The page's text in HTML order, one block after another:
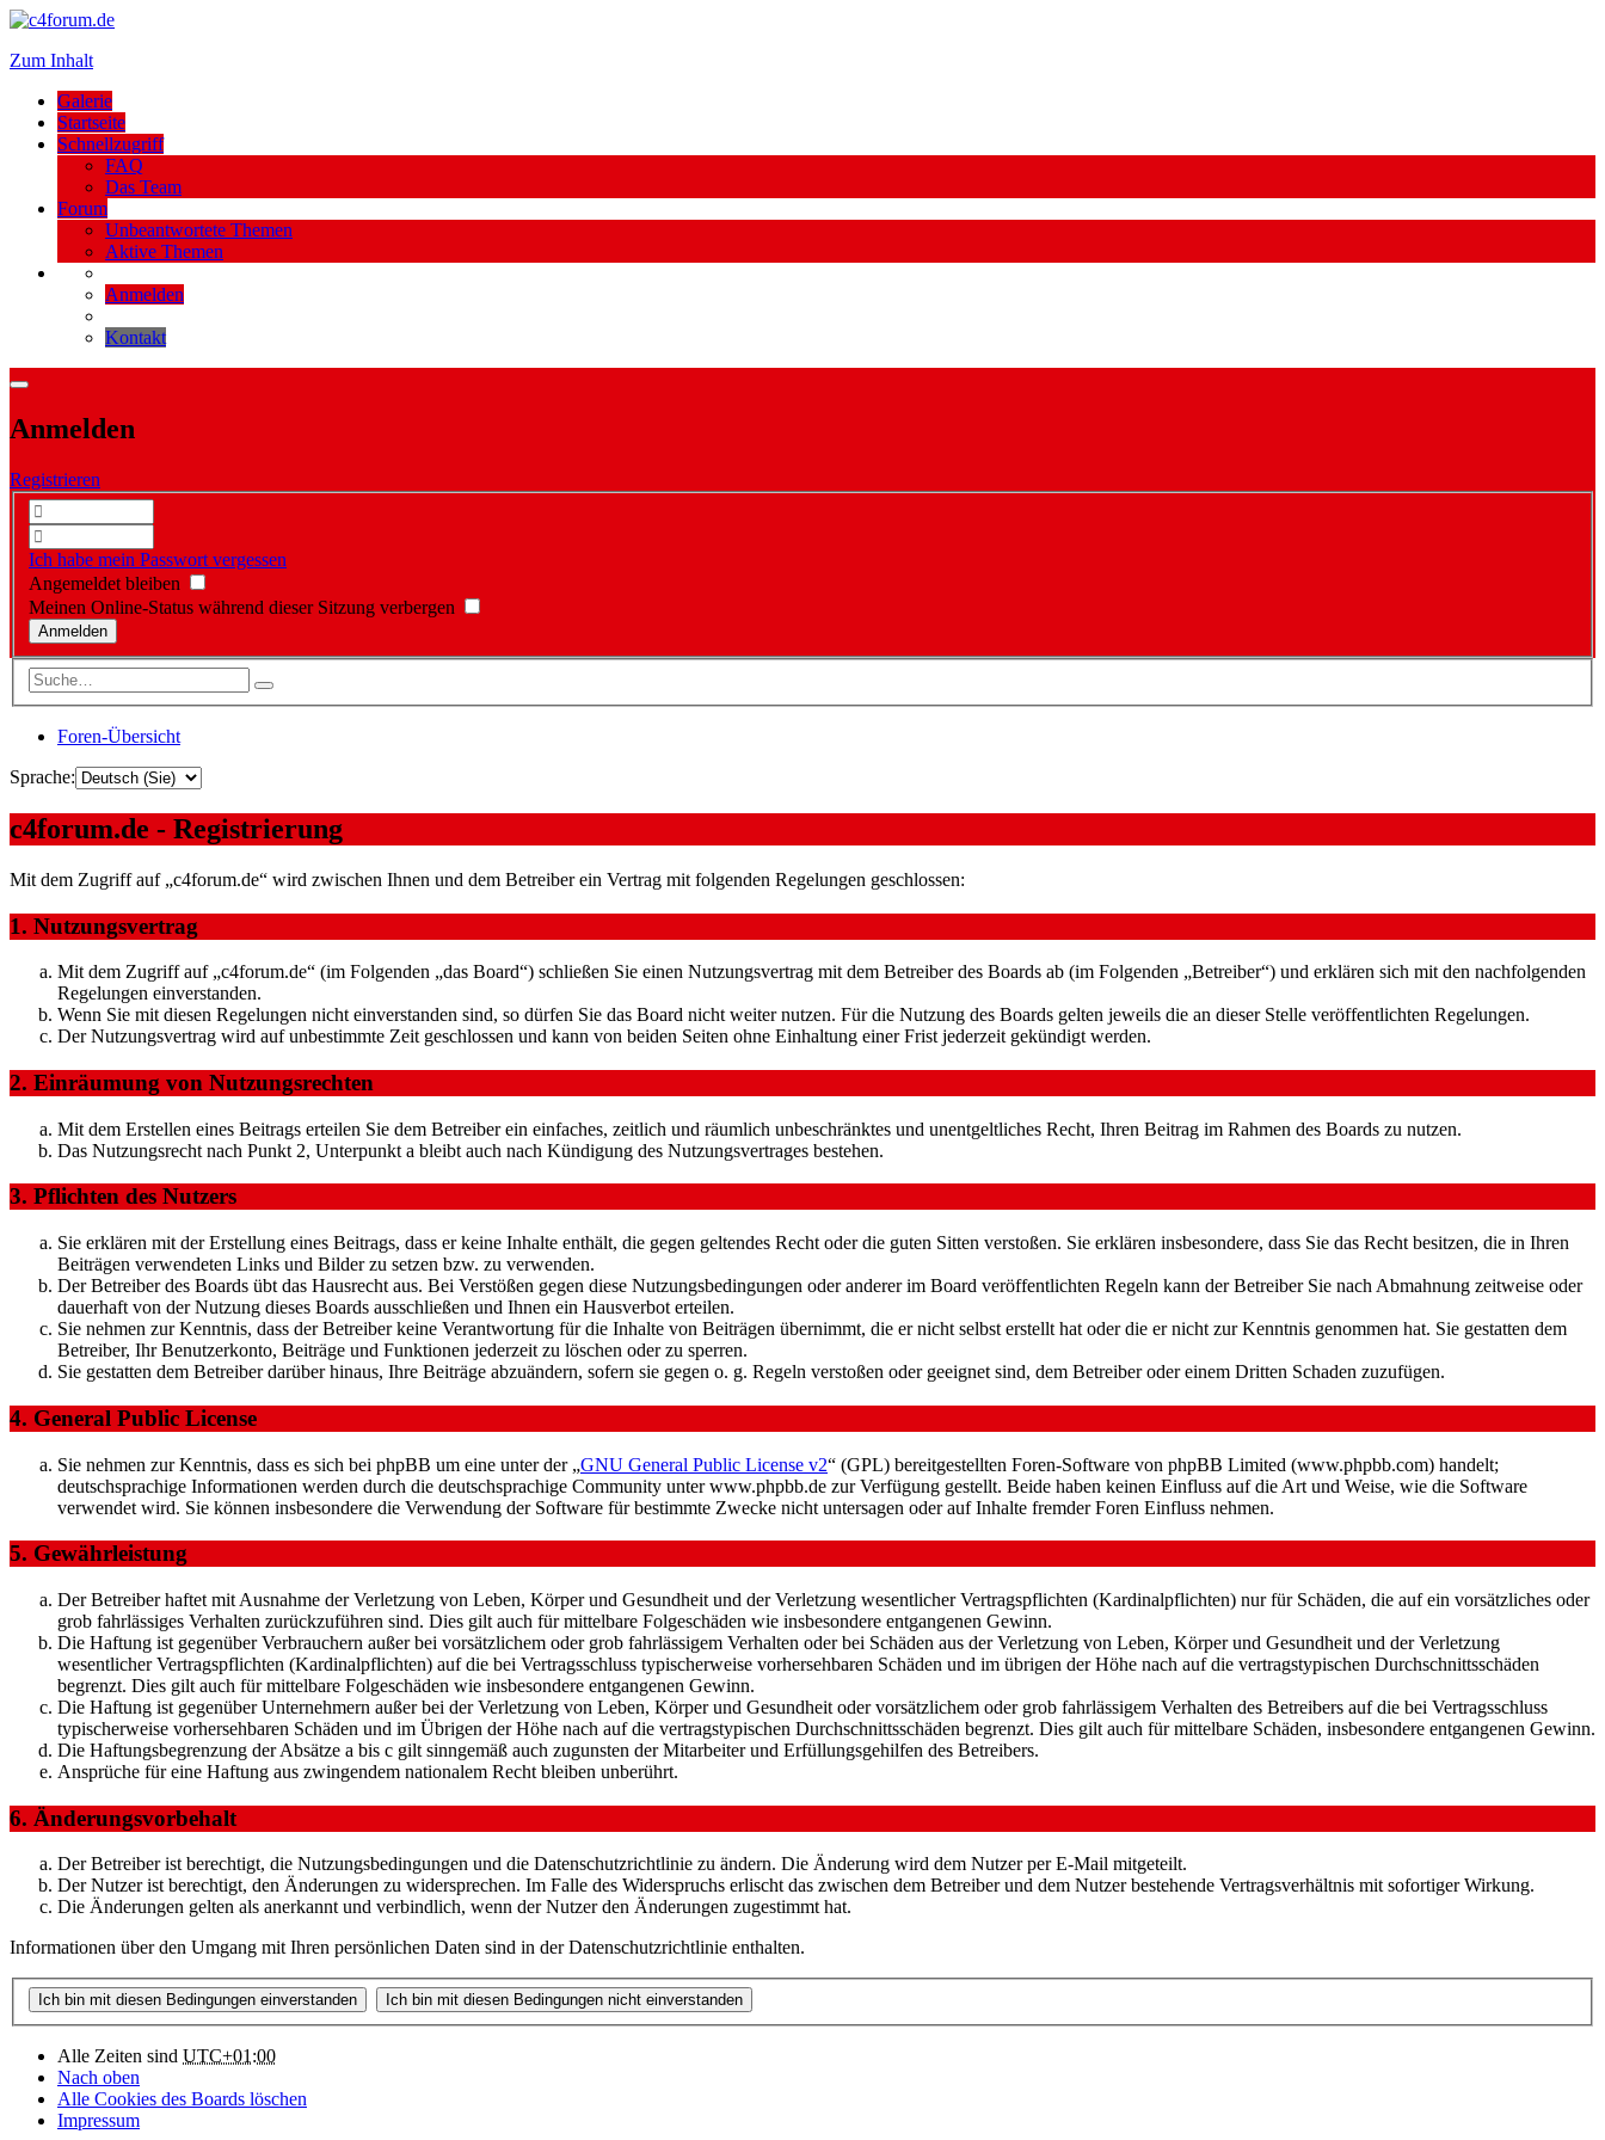
Zum Inhalt
Galerie
Startseite
Schnellzugriff
FAQ
Das Team
Forum
Unbeantwortete Themen
Aktive Themen
Anmelden
Kontakt
Anmelden
Registrieren
Ich habe mein Passwort vergessen
Angemeldet bleiben
Meinen Online-Status während dieser Sitzung verbergen
Foren-Übersicht
Sprache:
c4forum.de - Registrierung
Mit dem Zugriff auf „c4forum.de“ wird zwischen Ihnen und dem Betreiber ein Vertrag mit folgenden Regelungen geschlossen:
1. Nutzungsvertrag
Mit dem Zugriff auf „c4forum.de“ (im Folgenden „das Board“) schließen Sie einen Nutzungsvertrag mit dem Betreiber des Boards ab (im Folgenden „Betreiber“) und erklären sich mit den nachfolgenden
Regelungen einverstanden.
Wenn Sie mit diesen Regelungen nicht einverstanden sind, so dürfen Sie das Board nicht weiter nutzen. Für die Nutzung des Boards gelten jeweils die an dieser Stelle veröffentlichten Regelungen.
Der Nutzungsvertrag wird auf unbestimmte Zeit geschlossen und kann von beiden Seiten ohne Einhaltung einer Frist jederzeit gekündigt werden.
2. Einräumung von Nutzungsrechten
Mit dem Erstellen eines Beitrags erteilen Sie dem Betreiber ein einfaches, zeitlich und räumlich unbeschränktes und unentgeltliches Recht, Ihren Beitrag im Rahmen des Boards zu nutzen.
Das Nutzungsrecht nach Punkt 2, Unterpunkt a bleibt auch nach Kündigung des Nutzungsvertrages bestehen.
3. Pflichten des Nutzers
Sie erklären mit der Erstellung eines Beitrags, dass er keine Inhalte enthält, die gegen geltendes Recht oder die guten Sitten verstoßen. Sie erklären insbesondere, dass Sie das Recht besitzen, die in Ihren
Beiträgen verwendeten Links und Bilder zu setzen bzw. zu verwenden.
Der Betreiber des Boards übt das Hausrecht aus. Bei Verstößen gegen diese Nutzungsbedingungen oder anderer im Board veröffentlichten Regeln kann der Betreiber Sie nach Abmahnung zeitweise oder
dauerhaft von der Nutzung dieses Boards ausschließen und Ihnen ein Hausverbot erteilen.
Sie nehmen zur Kenntnis, dass der Betreiber keine Verantwortung für die Inhalte von Beiträgen übernimmt, die er nicht selbst erstellt hat oder die er nicht zur Kenntnis genommen hat. Sie gestatten dem
Betreiber, Ihr Benutzerkonto, Beiträge und Funktionen jederzeit zu löschen oder zu sperren.
Sie gestatten dem Betreiber darüber hinaus, Ihre Beiträge abzuändern, sofern sie gegen o. g. Regeln verstoßen oder geeignet sind, dem Betreiber oder einem Dritten Schaden zuzufügen.
4. General Public License
Sie nehmen zur Kenntnis, dass es sich bei phpBB um eine unter der „GNU General Public License v2“ (GPL) bereitgestellten Foren-Software von phpBB Limited (www.phpbb.com) handelt;
deutschsprachige Informationen werden durch die deutschsprachige Community unter www.phpbb.de zur Verfügung gestellt. Beide haben keinen Einfluss auf die Art und Weise, wie die Software
verwendet wird. Sie können insbesondere die Verwendung der Software für bestimmte Zwecke nicht untersagen oder auf Inhalte fremder Foren Einfluss nehmen.
5. Gewährleistung
Der Betreiber haftet mit Ausnahme der Verletzung von Leben, Körper und Gesundheit und der Verletzung wesentlicher Vertragspflichten (Kardinalpflichten) nur für Schäden, die auf ein vorsätzliches oder
grob fahrlässiges Verhalten zurückzuführen sind. Dies gilt auch für mittelbare Folgeschäden wie insbesondere entgangenen Gewinn.
Die Haftung ist gegenüber Verbrauchern außer bei vorsätzlichem oder grob fahrlässigem Verhalten oder bei Schäden aus der Verletzung von Leben, Körper und Gesundheit und der Verletzung
wesentlicher Vertragspflichten (Kardinalpflichten) auf die bei Vertragsschluss typischerweise vorhersehbaren Schäden und im übrigen der Höhe nach auf die vertragstypischen Durchschnittsschäden
begrenzt. Dies gilt auch für mittelbare Folgeschäden wie insbesondere entgangenen Gewinn.
Die Haftung ist gegenüber Unternehmern außer bei der Verletzung von Leben, Körper und Gesundheit oder vorsätzlichem oder grob fahrlässigem Verhalten des Betreibers auf die bei Vertragsschluss
typischerweise vorhersehbaren Schäden und im Übrigen der Höhe nach auf die vertragstypischen Durchschnittsschäden begrenzt. Dies gilt auch für mittelbare Schäden, insbesondere entgangenen Gewinn.
Die Haftungsbegrenzung der Absätze a bis c gilt sinngemäß auch zugunsten der Mitarbeiter und Erfüllungsgehilfen des Betreibers.
Ansprüche für eine Haftung aus zwingendem nationalem Recht bleiben unberührt.
6. Änderungsvorbehalt
Der Betreiber ist berechtigt, die Nutzungsbedingungen und die Datenschutzrichtlinie zu ändern. Die Änderung wird dem Nutzer per E-Mail mitgeteilt.
Der Nutzer ist berechtigt, den Änderungen zu widersprechen. Im Falle des Widerspruchs erlischt das zwischen dem Betreiber und dem Nutzer bestehende Vertragsverhältnis mit sofortiger Wirkung.
Die Änderungen gelten als anerkannt und verbindlich, wenn der Nutzer den Änderungen zugestimmt hat.
Informationen über den Umgang mit Ihren persönlichen Daten sind in der Datenschutzrichtlinie enthalten.
Alle Zeiten sind UTC+01:00
Nach oben
Alle Cookies des Boards löschen
Impressum